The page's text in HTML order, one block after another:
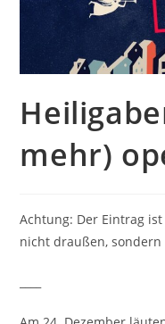
mehr)
Achtung: Der Eintrag
nicht draußen, sondern